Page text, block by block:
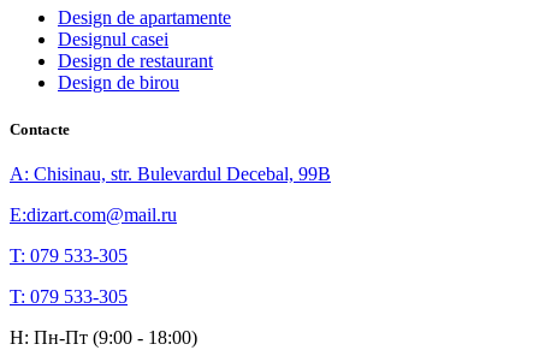
Design de apartamente
Designul casei
Design de restaurant
Design de birou
Contacte
A: Chisinau, str. Bulevardul Decebal, 99B
E:dizart.com@mail.ru
T: 079 533-305
T: 079 533-305
H: Пн-Пт (9:00 - 18:00)